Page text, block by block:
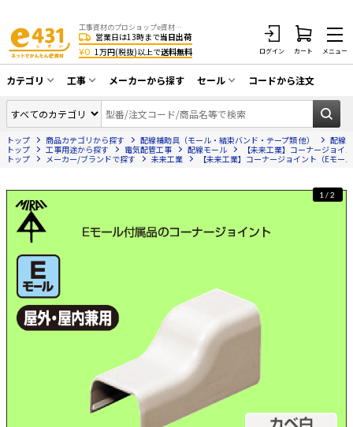
工事資材のプロショップe資材 CATV・アンテナ・防犯・光・LAN・電気・空調工事など
営業日は13時まで当日出荷
¥0 1万円(税抜)以上で送料無料 ログイン カート メニュー
カテゴリ
同軸ケーブル／テレビ用接栓／関連工具
アンテナ・取付金具・ブースター／CATV
部材類
防犯工事関連
HDMIケーブル・周辺機器／RCAケーブル
電話線／コネクタ／アダプタ
光ファイバー・融着接続機関連
LANケーブル・コネクタ・関連資材/機器
エアコン・換気扇・空調資材
太陽光発電ケーブル・コネクタ・関連資
工事
CATV・アンテナ工事
光工事・FTTH工事
LAN配線工事
EV充電設備工事
照明設置工事
太陽光発電工事
ホテル・病院向け
メーカーから探す セール
在庫一掃セール
コードから注文
トップ 商品カテゴリから探す 配線補助具（モール・結束バンド・テープ類 他）
配線
トップ
工事用途から探す 電気配管工事 配線モール
【未来工業】コーナージョイ
トップ
メーカー/ブランドで探す 未来工業 【未来工業】コーナージョイント（Eモー
1/2